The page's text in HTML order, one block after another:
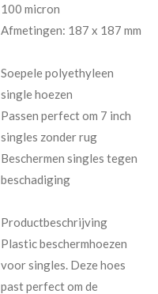
100 micron
Afmetingen: 187 x 187 mm
Soepele polyethyleen
single hoezen
Passen perfect om 7 inch
singles zonder rug
Beschermen singles tegen
beschadiging
Productbeschrijving
Plastic beschermhoezen
voor singles. Deze hoes
past perfect om de